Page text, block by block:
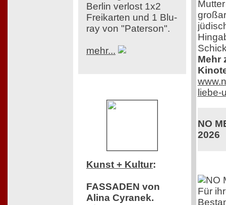
Berlin verlost 1x2
Freikarten und 1 Blu-
ray von "Paterson".
mehr...
Kunst + Kultur:
FASSADEN von
Alina Cyranek.
Mehr
liebe-
NO
2026
Für